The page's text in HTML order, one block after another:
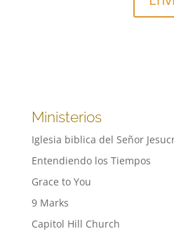
Ministerios
Iglesia biblica del Señor
Entendiendo los Tiempos
Grace to You
9 Marks
Capitol Hill Church